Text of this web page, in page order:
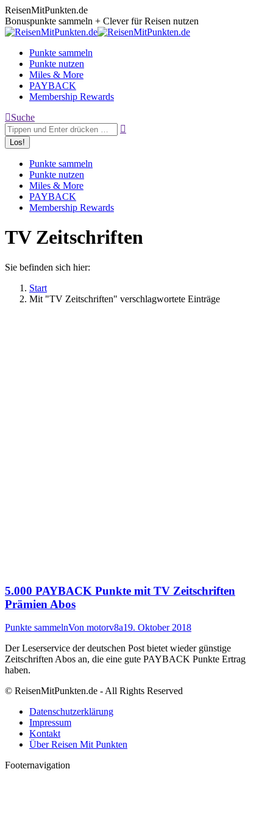
Zum
Inhalt
springen
ReisenMitPunkten.de
Bonuspunkte sammeln + Clever für Reisen nutzen
Punkte sammeln
Punkte nutzen
Miles & More
PAYBACK
Membership Rewards
Search:
Suche
Punkte sammeln
Punkte nutzen
Miles & More
PAYBACK
Membership Rewards
TV Zeitschriften
Sie befinden sich hier:
Start
Mit "TV Zeitschriften" verschlagwortete Einträge
5.000 PAYBACK Punkte mit TV Zeitschriften
Prämien Abos
Punkte sammelnVon motorv8a19. Oktober 2018
Der Leserservice der deutschen Post bietet wieder günstige
Zeitschriften Abos an, die eine gute PAYBACK Punkte Ertrag
haben.
© ReisenMitPunkten.de - All Rights Reserved
Datenschutzerklärung
Impressum
Kontakt
Über Reisen Mit Punkten
Footernavigation